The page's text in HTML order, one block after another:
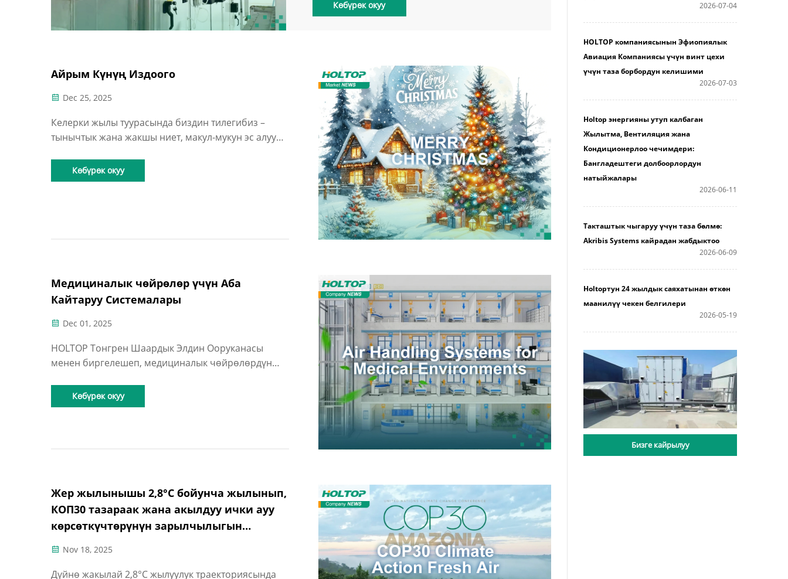
жогорку эффективдууу hava иштөө чечимдерин
Көбүрөк окуу
Айрым Күнүң Издоого
Dec 25, 2025
Келерки жылы туурасында биздин тилегибиз –
тынычтык жана жакшы ниет, макул-мукун эс алуу
Көбүрөк окуу
Медициналык чөйрөлөр үчүн Аба
Кайтаруу Системалары
Dec 01, 2025
HOLTOP Тонгрен Шаардык Элдин Ооруканасы
менен биргелешеп, медициналык чөйрөлөрдүн
шарттандыруу чечимин иштеп чыгууга
багытталган. Бул бирикме ооруканага соңку
Көбүрөк окуу
Жер жылынышы 2,8°C бойунча жылынып,
КОП30 тазараак жана акылдуу ички ауу
көрсөткүчтөрүнүн зарылчылыгын
Nov 18, 2025
Дүйнө жакылай 2,8°C жылуулук траекториясында
2026-07-04
HOLTOP компаниясынын Эфиопиялык
Авиация Компаниясы үчүн винт цехи
үчүн таза борбордун келишими
2026-07-03
Holtop энергияны утуп калбаган
Жылытма, Вентиляция жана
Кондиционерлоо чечимдери:
Бангладештеги долбоорлордун
натыйжалары
2026-06-11
Такташтык чыгаруу үчүн таза бөлмө:
Akribis Systems кайрадан жабдыктоо
2026-06-09
Holtopтун 24 жылдык саяхатынан өткөн
маанилүү чекен белгилери
2026-05-19
Бизге кайрылуу